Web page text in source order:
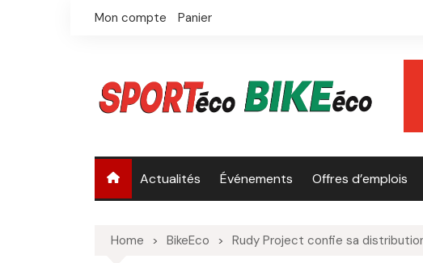
Mon compte Panier
Actualités Événements Offres d’emplois
Home BikeEco Rudy Project confie sa